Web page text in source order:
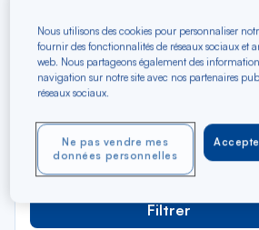
Vers
Pour aller vers
Type de trajet
Aller-Retour Aller simple
Filtrer
Nous utilisons des cookies pour personnaliser
fournir des fonctionnalités de réseaux sociaux et
web. Nous partageons également des
navigation sur notre site avec nos partenaires
réseaux sociaux.
Ne pas vendre mes
données personnelles